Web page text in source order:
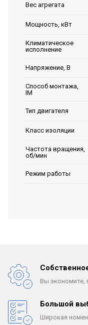
Вес агрегата
Мощность, кВт
Климатическое
исполнение
Напряжение, В
Способ монтажа,
IM
Тип двигателя
Класс изоляции
Частота вращения,
об/мин
Режим работы
Вы экономите,
Большой
Широкая